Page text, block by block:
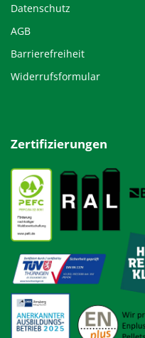
Datenschutz
AGB
Barrierefreiheit
Widerrufsformular
Zertifizierungen